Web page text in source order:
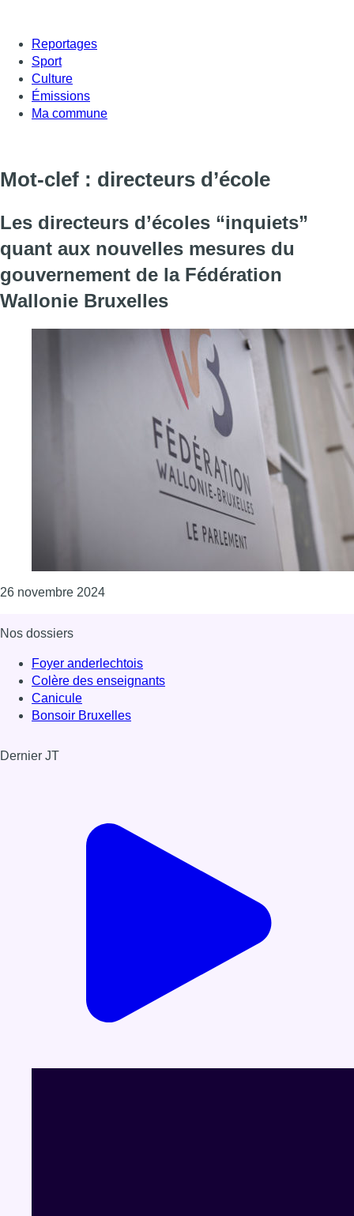
Reportages
Sport
Culture
Émissions
Ma commune
Mot-clef : directeurs d’école
Les directeurs d’écoles “inquiets”
quant aux nouvelles mesures du
gouvernement de la Fédération
Wallonie Bruxelles
26 novembre 2024Consulter l'article "Les directeurs d’écoles
Nos dossiers
Foyer anderlechtois
Colère des enseignants
Canicule
Bonsoir Bruxelles
Dernier JT